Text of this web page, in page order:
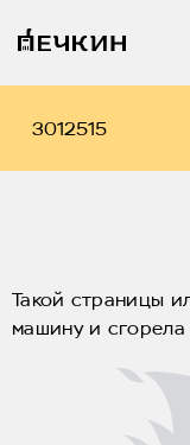
Такой страницы
машину и сгорела